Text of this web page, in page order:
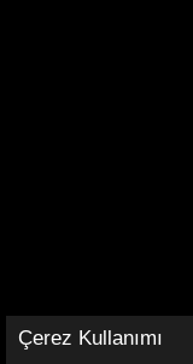
Çerez Kullanımı